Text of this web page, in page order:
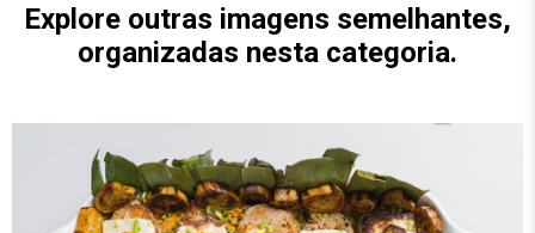
Explore outras imagens semelhantes,
organizadas nesta categoria.